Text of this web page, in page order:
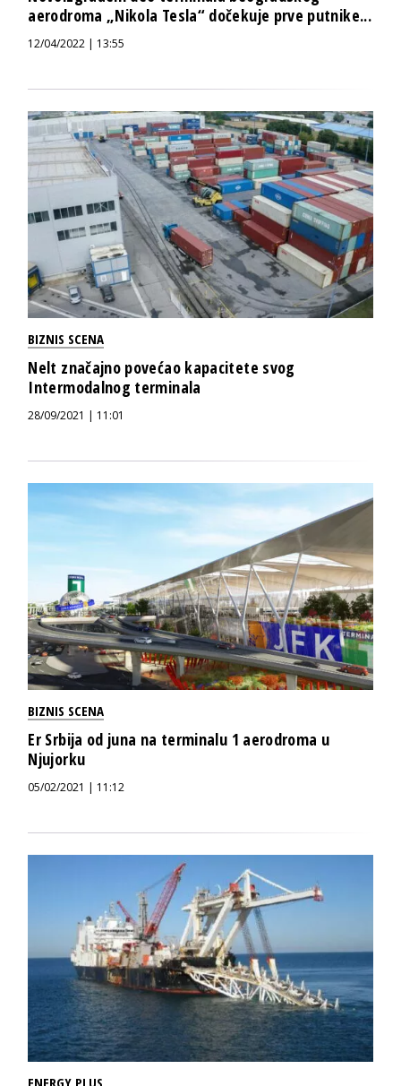
aerodroma „Nikola Tesla“ dočekuje prve putnike...
12/04/2022 | 13:55
BIZNIS SCENA
Nelt značajno povećao kapacitete svog
Intermodalnog terminala
28/09/2021 | 11:01
BIZNIS SCENA
Er Srbija od juna na terminalu 1 aerodroma u
Njujorku
05/02/2021 | 11:12